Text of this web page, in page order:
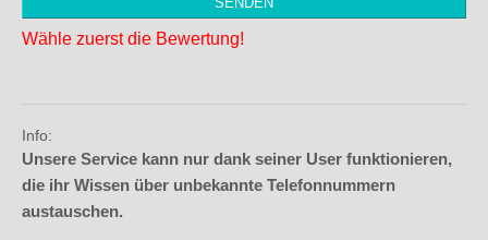
Wähle zuerst die Bewertung!
Info:
Unsere Service kann nur dank seiner User funktionieren,
die ihr Wissen über unbekannte Telefonnummern
austauschen.